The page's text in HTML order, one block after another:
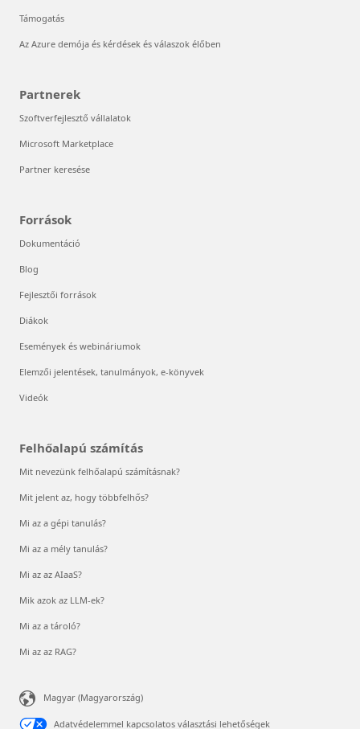
Támogatás
Az Azure demója és kérdések és válaszok élőben
Partnerek
Szoftverfejlesztő vállalatok
Microsoft Marketplace
Partner keresése
Források
Dokumentáció
Blog
Fejlesztői források
Diákok
Események és webináriumok
Elemzői jelentések, tanulmányok, e-könyvek
Videók
Felhőalapú számítás
Mit nevezünk felhőalapú számításnak?
Mit jelent az, hogy többfelhős?
Mi az a gépi tanulás?
Mi az a mély tanulás?
Mi az az AIaaS?
Mik azok az LLM-ek?
Mi az a tároló?
Mi az az RAG?
Magyar (Magyarország)
Adatvédelemmel kapcsolatos választási lehetőségek